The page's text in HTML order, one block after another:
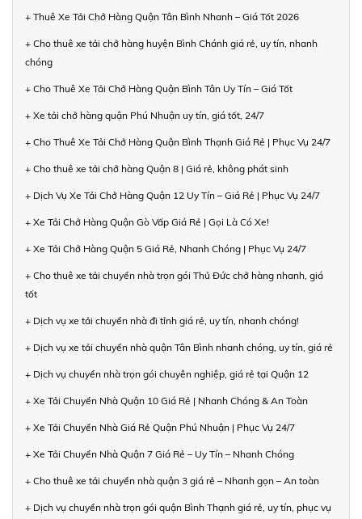
+ Thuê Xe Tải Chở Hàng Quận Tân Bình Nhanh – Giá Tốt 2026
+ Cho thuê xe tải chở hàng huyện Bình Chánh giá rẻ, uy tín, nhanh
chóng
+ Cho Thuê Xe Tải Chở Hàng Quận Bình Tân Uy Tín – Giá Tốt
+ Xe tải chở hàng quận Phú Nhuận uy tín, giá tốt, 24/7
+ Cho Thuê Xe Tải Chở Hàng Quận Bình Thạnh Giá Rẻ | Phục Vụ 24/7
+ Cho thuê xe tải chở hàng Quận 8 | Giá rẻ, không phát sinh
+ Dịch Vụ Xe Tải Chở Hàng Quận 12 Uy Tín – Giá Rẻ | Phục Vụ 24/7
+ Xe Tải Chở Hàng Quận Gò Vấp Giá Rẻ | Gọi Là Có Xe!
+ Xe Tải Chở Hàng Quận 5 Giá Rẻ, Nhanh Chóng | Phục Vụ 24/7
+ Cho thuê xe tải chuyển nhà trọn gói Thủ Đức chở hàng nhanh, giá
tốt
+ Dịch vụ xe tải chuyển nhà đi tỉnh giá rẻ, uy tín, nhanh chóng!
+ Dịch vụ xe tải chuyển nhà quận Tân Bình nhanh chóng, uy tín, giá rẻ
+ Dịch vụ chuyển nhà trọn gói chuyên nghiệp, giá rẻ tại Quận 12
+ Xe Tải Chuyển Nhà Quận 10 Giá Rẻ | Nhanh Chóng & An Toàn
+ Xe Tải Chuyển Nhà Giá Rẻ Quận Phú Nhuận | Phục Vụ 24/7
+ Xe Tải Chuyển Nhà Quận 7 Giá Rẻ – Uy Tín – Nhanh Chóng
+ Cho thuê xe tải chuyển nhà quận 3 giá rẻ – Nhanh gọn – An toàn
+ Dịch vụ chuyển nhà trọn gói quận Bình Thạnh giá rẻ, uy tín, phục vụ